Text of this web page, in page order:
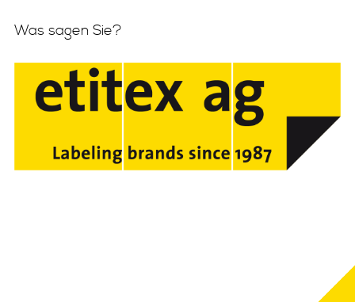
Was sagen Sie?